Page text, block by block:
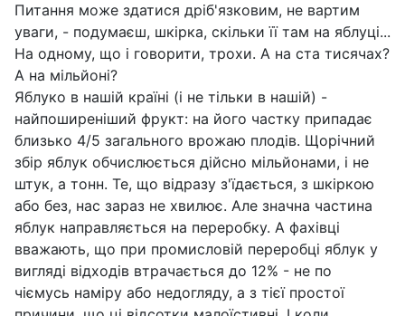
Питання може здатися дріб'язковим, не вартим
уваги, - подумаєш, шкірка, скільки її там на яблуці...
На одному, що і говорити, трохи. А на ста тисячах?
А на мільйоні?
Яблуко в нашій країні (і не тільки в нашій) -
найпоширеніший фрукт: на його частку припадає
близько 4/5 загального врожаю плодів. Щорічний
збір яблук обчислюється дійсно мільйонами, і не
штук, а тонн. Те, що відразу з'їдається, з шкіркою
або без, нас зараз не хвилює. Але значна частина
яблук направляється на переробку. А фахівці
вважають, що при промисловій переробці яблук у
вигляді відходів втрачається до 12% - не по
чіємусь наміру або недогляду, а з тієї простої